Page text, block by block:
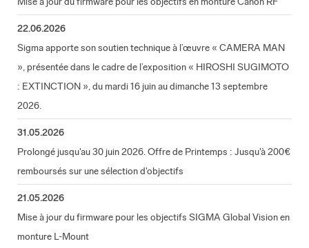
22.06.2026
Sigma apporte son soutien technique à l’œuvre « CAMERA MAN
», présentée dans le cadre de l’exposition « HIROSHI SUGIMOTO
: EXTINCTION », du mardi 16 juin au dimanche 13 septembre
2026.
31.05.2026
Prolongé jusqu'au 30 juin 2026. Offre de Printemps : Jusqu'à 200€
remboursés sur une sélection d'objectifs
21.05.2026
Mise à jour du firmware pour les objectifs SIGMA Global Vision en
monture L-Mount